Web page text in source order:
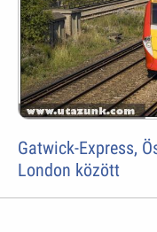
Gatwick-Express,
London között